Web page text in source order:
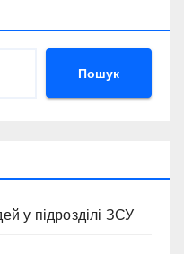
Пошук
у підрозділі ЗСУ